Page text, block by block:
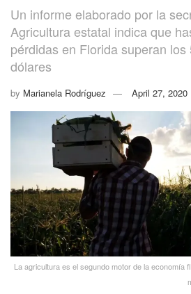
Un informe elaborado por la
Agricultura estatal indica que
pérdidas en Florida superan
dólares
by Marianela Rodríguez April 27, 2020
La agricultura es el segundo motor de la economía